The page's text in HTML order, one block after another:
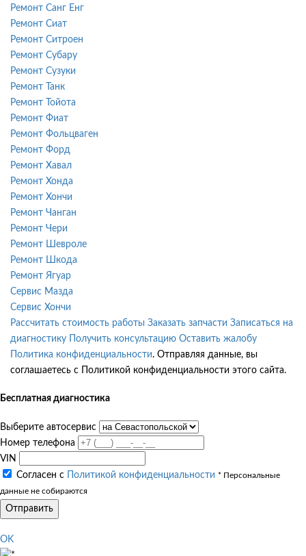
Ремонт Санг Енг
Ремонт Сиат
Ремонт Ситроен
Ремонт Субару
Ремонт Сузуки
Ремонт Танк
Ремонт Тойота
Ремонт Фиат
Ремонт Фольцваген
Ремонт Форд
Ремонт Хавал
Ремонт Хонда
Ремонт Хончи
Ремонт Чанган
Ремонт Чери
Ремонт Шевроле
Ремонт Шкода
Ремонт Ягуар
Сервис Мазда
Сервис Хончи
Рассчитать стоимость работы Заказать запчасти Записаться на
диагностику
Получить консультацию Оставить жалобу
Политика конфиденциальности. Отправляя данные, вы
соглашаетесь с Политикой конфиденциальности этого сайта.
Бесплатная диагностика
Выберите автосервис
Номер телефона
VIN
Согласен с
Политикой конфиденциальности * Персональные
данные не собираются
Отправить
OK